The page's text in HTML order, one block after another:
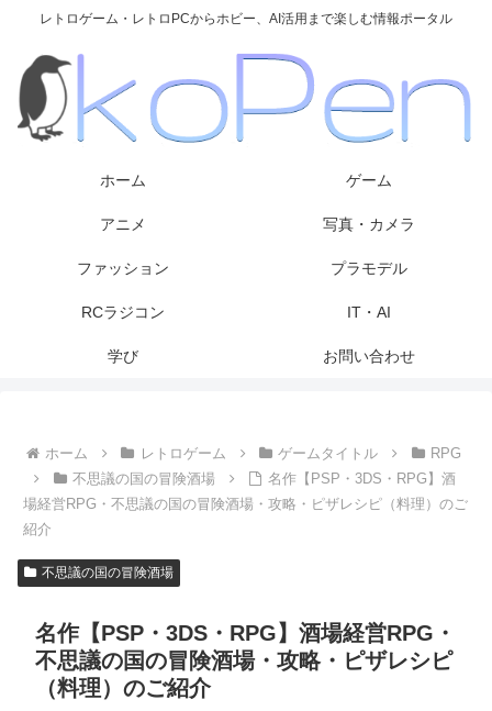
レトロゲーム・レトロPCからホビー、AI活用まで楽しむ情報ポータル
ホーム ゲーム
アニメ 写真・カメラ
ファッション プラモデル
RCラジコン IT・AI
学び お問い合わせ
ホーム レトロゲーム ゲームタイトル
RPG
不思議の国の冒険酒場
名作【PSP・3DS・RPG】酒
場経営RPG・不思議の国の冒険酒場・攻略・ピザレシピ（料理）のご
紹介
不思議の国の冒険酒場
名作【PSP・3DS・RPG】酒場経営RPG・
不思議の国の冒険酒場・攻略・ピザレシピ
（料理）のご紹介